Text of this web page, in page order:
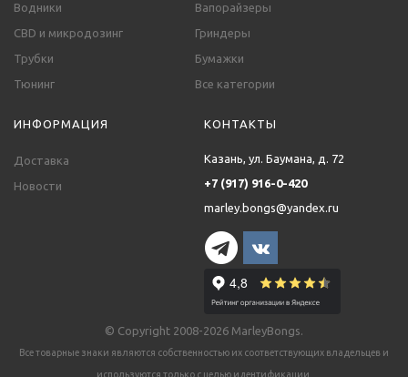
Водники
Вапорайзеры
CBD и микродозинг
Гриндеры
Трубки
Бумажки
Тюнинг
Все категории
ИНФОРМАЦИЯ
Доставка
Новости
КОНТАКТЫ
Казань, ул. Баумана, д. 72
+7 (917) 916-0-420
marley.bongs@yandex.ru
© Copyright 2008-2026 MarleyBongs.
Все товарные знаки являются собственностью их соответствующих владельцев и
используются только с целью идентификации.